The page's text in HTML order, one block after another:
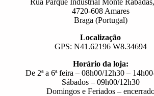
4720-608 Amares
Braga (Portugal)
Localização
GPS: N41.62196 W8.34694
Horário da loja:
De 2ª a 6ª feira – 08h00/12h30 –
Sábados – 09h00/12h30
Domingos e Feriados –